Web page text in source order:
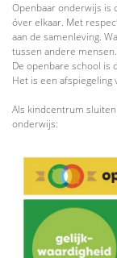
Openbaar onderwijs is
óver elkaar. Met
aan de samenleving.
tussen andere
De openbare school is
Het is een afspiegeling
Als kindcentrum
onderwijs: